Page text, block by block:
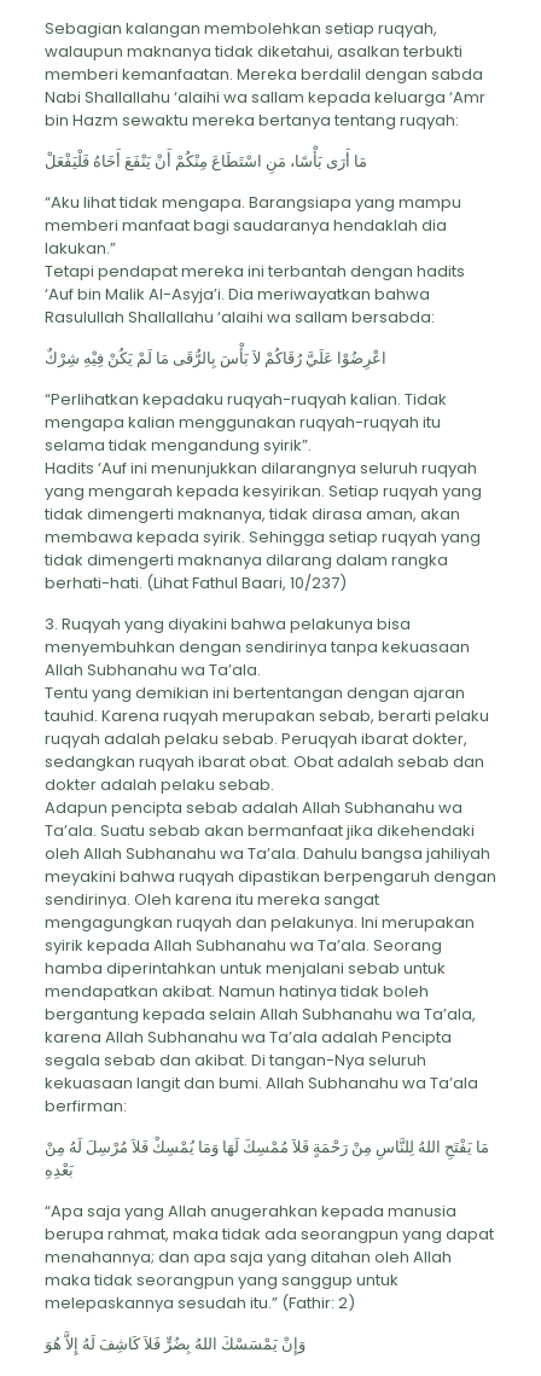
Sebagian kalangan membolehkan setiap ruqyah,
walaupun maknanya tidak diketahui, asalkan terbukti
memberi kemanfaatan. Mereka berdalil dengan sabda
Nabi Shallallahu ‘alaihi wa sallam kepada keluarga ‘Amr
bin Hazm sewaktu mereka bertanya tentang ruqyah:
مَا أَرَى بَأْسًا، مَنِ اسْتَطَاعَ مِنْكُمْ أَنْ يَنْفَعَ أَخَاهُ فَلْيَفْعَلْ
“Aku lihat tidak mengapa. Barangsiapa yang mampu
memberi manfaat bagi saudaranya hendaklah dia
lakukan.”
Tetapi pendapat mereka ini terbantah dengan hadits
‘Auf bin Malik Al-Asyja’i. Dia meriwayatkan bahwa
Rasulullah Shallallahu ‘alaihi wa sallam bersabda:
اعْرِضُوْا عَلَيَّ رُقَاكُمْ لاَ بَأْسَ بِالرُّقَى مَا لَمْ يَكُنْ فِيْهِ شِرْكٌ
“Perlihatkan kepadaku ruqyah-ruqyah kalian. Tidak
mengapa kalian menggunakan ruqyah-ruqyah itu
selama tidak mengandung syirik”.
Hadits ‘Auf ini menunjukkan dilarangnya seluruh ruqyah
yang mengarah kepada kesyirikan. Setiap ruqyah yang
tidak dimengerti maknanya, tidak dirasa aman, akan
membawa kepada syirik. Sehingga setiap ruqyah yang
tidak dimengerti maknanya dilarang dalam rangka
berhati-hati. (Lihat Fathul Baari, 10/237)
3. Ruqyah yang diyakini bahwa pelakunya bisa
menyembuhkan dengan sendirinya tanpa kekuasaan
Allah Subhanahu wa Ta’ala.
Tentu yang demikian ini bertentangan dengan ajaran
tauhid. Karena ruqyah merupakan sebab, berarti pelaku
ruqyah adalah pelaku sebab. Peruqyah ibarat dokter,
sedangkan ruqyah ibarat obat. Obat adalah sebab dan
dokter adalah pelaku sebab.
Adapun pencipta sebab adalah Allah Subhanahu wa
Ta’ala. Suatu sebab akan bermanfaat jika dikehendaki
oleh Allah Subhanahu wa Ta’ala. Dahulu bangsa jahiliyah
meyakini bahwa ruqyah dipastikan berpengaruh dengan
sendirinya. Oleh karena itu mereka sangat
mengagungkan ruqyah dan pelakunya. Ini merupakan
syirik kepada Allah Subhanahu wa Ta’ala. Seorang
hamba diperintahkan untuk menjalani sebab untuk
mendapatkan akibat. Namun hatinya tidak boleh
bergantung kepada selain Allah Subhanahu wa Ta’ala,
karena Allah Subhanahu wa Ta’ala adalah Pencipta
segala sebab dan akibat. Di tangan-Nya seluruh
kekuasaan langit dan bumi. Allah Subhanahu wa Ta’ala
berfirman:
مَا يَفْتَحِ اللهُ لِلنَّاسِ مِنْ رَحْمَةٍ فَلاَ مُمْسِكَ لَهَا وَمَا يُمْسِكْ فَلاَ مُرْسِلَ لَهُ مِنْ
بَعْدِهِ
“Apa saja yang Allah anugerahkan kepada manusia
berupa rahmat, maka tidak ada seorangpun yang dapat
menahannya; dan apa saja yang ditahan oleh Allah
maka tidak seorangpun yang sanggup untuk
melepaskannya sesudah itu.” (Fathir: 2)
وَإِنْ يَمْسَسْكَ اللهُ بِضُرٍّ فَلاَ كَاشِفَ لَهُ إِلاَّ هُوَ